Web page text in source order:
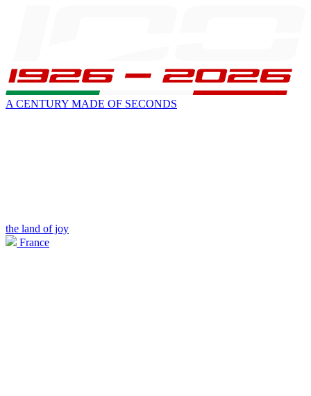
A CENTURY MADE OF SECONDS
the land of joy
France